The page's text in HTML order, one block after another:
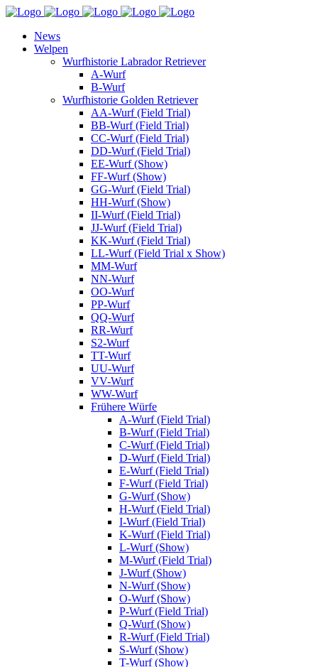
News
Welpen
Wurfhistorie Labrador Retriever
A-Wurf
B-Wurf
Wurfhistorie Golden Retriever
AA-Wurf (Field Trial)
BB-Wurf (Field Trial)
CC-Wurf (Field Trial)
DD-Wurf (Field Trial)
EE-Wurf (Show)
FF-Wurf (Show)
GG-Wurf (Field Trial)
HH-Wurf (Show)
II-Wurf (Field Trial)
JJ-Wurf (Field Trial)
KK-Wurf (Field Trial)
LL-Wurf (Field Trial x Show)
MM-Wurf
NN-Wurf
OO-Wurf
PP-Wurf
QQ-Wurf
RR-Wurf
S2-Wurf
TT-Wurf
UU-Wurf
VV-Wurf
WW-Wurf
Frühere Würfe
A-Wurf (Field Trial)
B-Wurf (Field Trial)
C-Wurf (Field Trial)
D-Wurf (Field Trial)
E-Wurf (Field Trial)
F-Wurf (Field Trial)
G-Wurf (Show)
H-Wurf (Field Trial)
I-Wurf (Field Trial)
K-Wurf (Field Trial)
L-Wurf (Show)
M-Wurf (Field Trial)
J-Wurf (Show)
N-Wurf (Show)
O-Wurf (Show)
P-Wurf (Field Trial)
Q-Wurf (Show)
R-Wurf (Field Trial)
S-Wurf (Show)
T-Wurf (Show)